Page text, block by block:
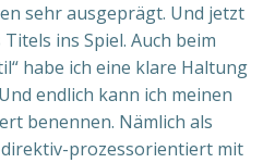
sehr ausgeprägt. Und jetzt
ins Spiel. Auch beim
habe ich eine klare Haltung
endlich kann ich meinen
benennen. Nämlich als
prozessorientiert mit